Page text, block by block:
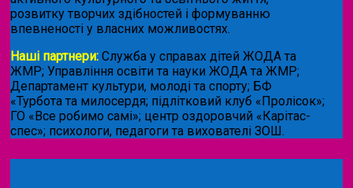
розвитку творчих здібностей і формуванню
впевненості у власних можливостях.
Наші партнери: Служба у справах дітей ЖОДА та
ЖМР; Управління освіти та науки ЖОДА та ЖМР;
Департамент культури, молоді та спорту; БФ
«Турбота та милосердя; підлітковий клуб «Пролісок»;
ГО «Все робимо самі»; центр оздоровчий «Карітас-
спес»; психологи, педагоги та вихователі ЗОШ.